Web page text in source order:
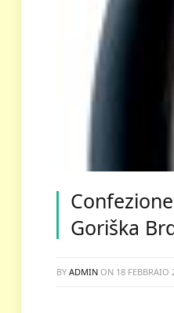
Goriška
BY ADMIN ON 18 FEBBRAIO